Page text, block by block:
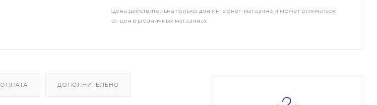
Цена действительна только для интернет-магазина и может отличаться
от цен в розничных магазинах
ОПЛАТА ДОПОЛНИТЕЛЬНО